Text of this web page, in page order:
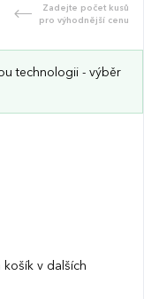
Zadejte počet kusů
pro výhodnější cenu
technologii - výběr
v dalších